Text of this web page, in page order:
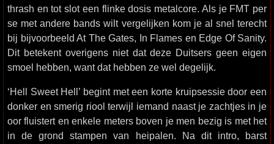
thrash en tot slot een flinke dosis metalcore. Als je FMT per
se met andere bands wilt vergelijken kom je al snel terecht
bij bijvoorbeeld At The Gates, In Flames en Edge Of Sanity.
Dit betekent overigens niet dat deze Duitsers geen eigen
smoel hebben, want dat hebben ze wel degelijk.
‘Hell Sweet Hell’ begint met een korte kruipsessie door een
donker en smerig riool terwijl iemand naast je zachtjes in je
oor fluistert en enkele meters boven je men bezig is met het
in de grond stampen van heipalen. Na dit intro, barst